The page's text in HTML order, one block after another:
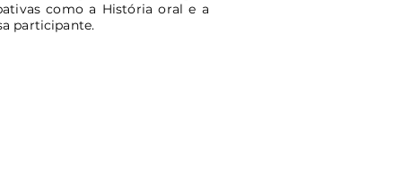
como a História oral e a
participante.